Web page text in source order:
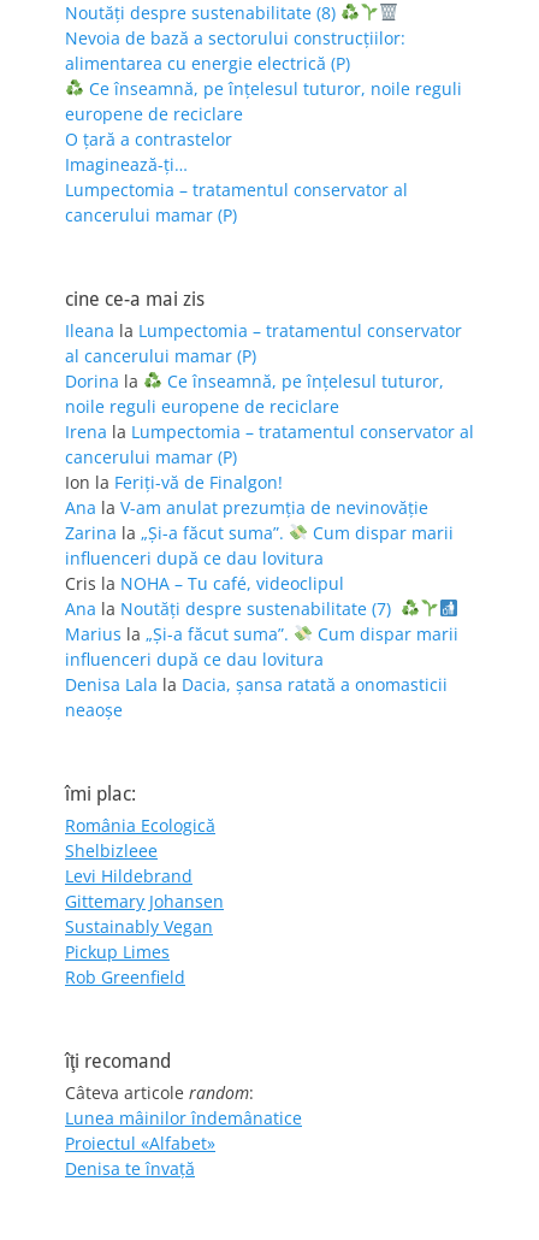
Noutăți despre sustenabilitate (8)
Nevoia de bază a sectorului construcțiilor:
alimentarea cu energie electrică (P)
Ce înseamnă, pe înțelesul tuturor, noile reguli
europene de reciclare
O țară a contrastelor
Imaginează-ți…
Lumpectomia – tratamentul conservator al
cancerului mamar (P)
cine ce-a mai zis
Ileana la Lumpectomia – tratamentul conservator
al cancerului mamar (P)
Dorina la
Ce înseamnă, pe înțelesul tuturor,
noile reguli europene de reciclare
Irena la Lumpectomia – tratamentul conservator al
cancerului mamar (P)
Ion la Feriţi-vă de Finalgon!
Ana la V-am anulat prezumția de nevinovăție
Zarina la „Și-a făcut suma”.
Cum dispar marii
influenceri după ce dau lovitura
Cris la NOHA – Tu café, videoclipul
Ana la Noutăți despre sustenabilitate (7)
Marius la „Și-a făcut suma”.
Cum dispar marii
influenceri după ce dau lovitura
Denisa Lala la Dacia, șansa ratată a onomasticii
neaoșe
îmi plac:
România Ecologică
Shelbizleee
Levi Hildebrand
Gittemary Johansen
Sustainably Vegan
Pickup Limes
Rob Greenfield
îţi recomand
Câteva articole random:
Lunea mâinilor îndemânatice
Proiectul «Alfabet»
Denisa te învaţă